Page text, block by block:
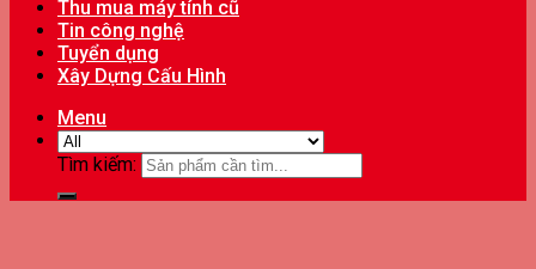
Thu mua máy tính cũ
Tin công nghệ
Tuyển dụng
Xây Dựng Cấu Hình
Menu
Tìm kiếm: